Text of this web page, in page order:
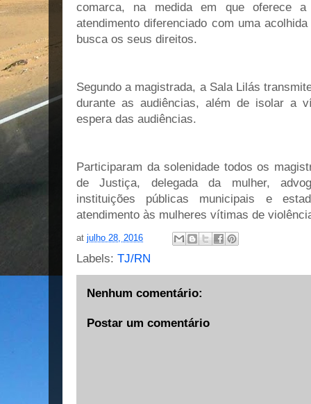
comarca, na medida em que oferece
atendimento diferenciado com uma
busca os seus direitos.
Segundo a magistrada, a Sala Lilás
durante as audiências, além de isolar a
espera das audiências.
Participaram da solenidade todos os
de Justiça, delegada da mulher,
instituições públicas municipais e
atendimento às mulheres vítimas de
at julho 28, 2016
Labels: TJ/RN
Nenhum comentário:
Postar um comentário